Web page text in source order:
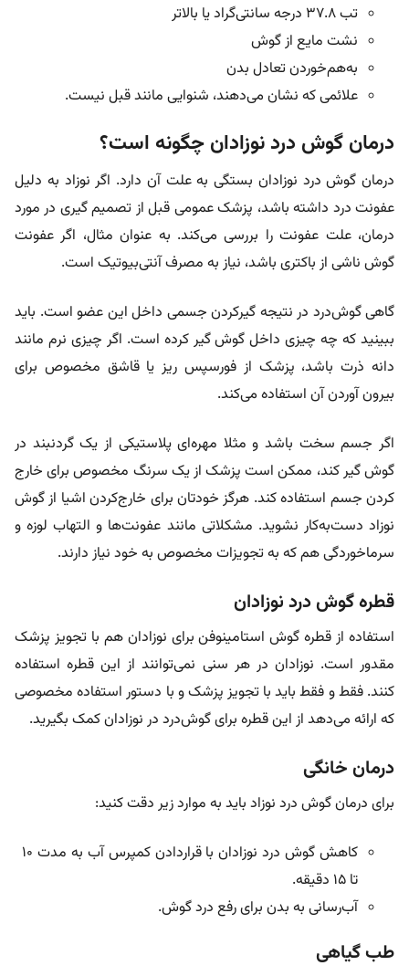
تب ۳۷.۸ درجه سانتی‌گراد یا بالاتر
نشت مایع از گوش
به‌هم‌خوردن تعادل بدن
علائمی که نشان می‌دهند، شنوایی مانند قبل نیست.
درمان گوش درد نوزادان چگونه است؟
درمان گوش درد نوزادان بستگی به علت آن دارد. اگر نوزاد به دلیل
عفونت درد داشته باشد، پزشک عمومی قبل از تصمیم گیری در مورد
درمان، علت عفونت را بررسی می‌کند. به عنوان مثال، اگر عفونت
گوش ناشی از باکتری باشد، نیاز به مصرف آنتی‌بیوتیک است.
گاهی گوش‌درد در نتیجه گیرکردن جسمی داخل این عضو است. باید
ببینید که چه چیزی داخل گوش گیر کرده است. اگر چیزی نرم مانند
دانه ذرت باشد، پزشک از فورسپس ریز یا قاشق مخصوص برای
بیرون آوردن آن استفاده می‌کند.
اگر جسم سخت باشد و مثلا مهره‌ای پلاستیکی از یک گردنبند در
گوش گیر کند، ممکن است پزشک از یک سرنگ مخصوص برای خارج
کردن جسم استفاده کند. هرگز خودتان برای خارج‌کردن اشیا از گوش
نوزاد دست‌به‌کار نشوید. مشکلاتی مانند عفونت‌ها و التهاب لوزه و
سرماخوردگی هم که به تجویزات مخصوص به خود نیاز دارند.
قطره گوش درد نوزادان
استفاده از قطره گوش استامینوفن برای نوزادان هم با تجویز پزشک
مقدور است. نوزادان در هر سنی نمی‌توانند از این قطره استفاده
کنند. فقط و فقط باید با تجویز پزشک و با دستور استفاده مخصوصی
که ارائه می‌دهد از این قطره برای گوش‌درد در نوزادان کمک بگیرید.
درمان خانگی
برای درمان گوش درد نوزاد باید به موارد زیر دقت کنید:
کاهش گوش درد نوزادان با قراردادن کمپرس آب به مدت ۱۰
تا ۱۵ دقیقه.
آب‌‌رسانی به بدن برای رفع درد گوش.
طب گیاهی